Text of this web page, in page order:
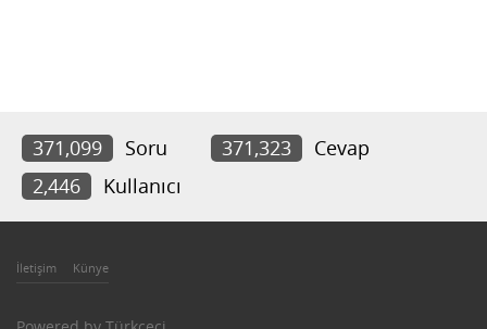
371,099 Soru 371,323
Cevap
2,446
Kullanıcı
İletişim Künye